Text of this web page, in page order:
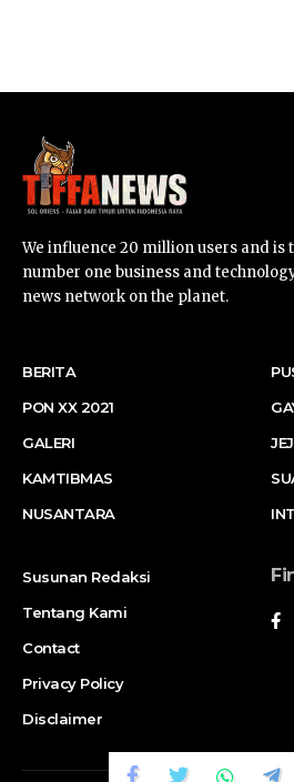
We influence 20 million users and is
number one business and
news network on the planet.
BERITA
PON XX 2021
GALERI
KAMTIBMAS
NUSANTARA
Susunan Redaksi
Tentang Kami
Contact
Privacy Policy
Disclaimer